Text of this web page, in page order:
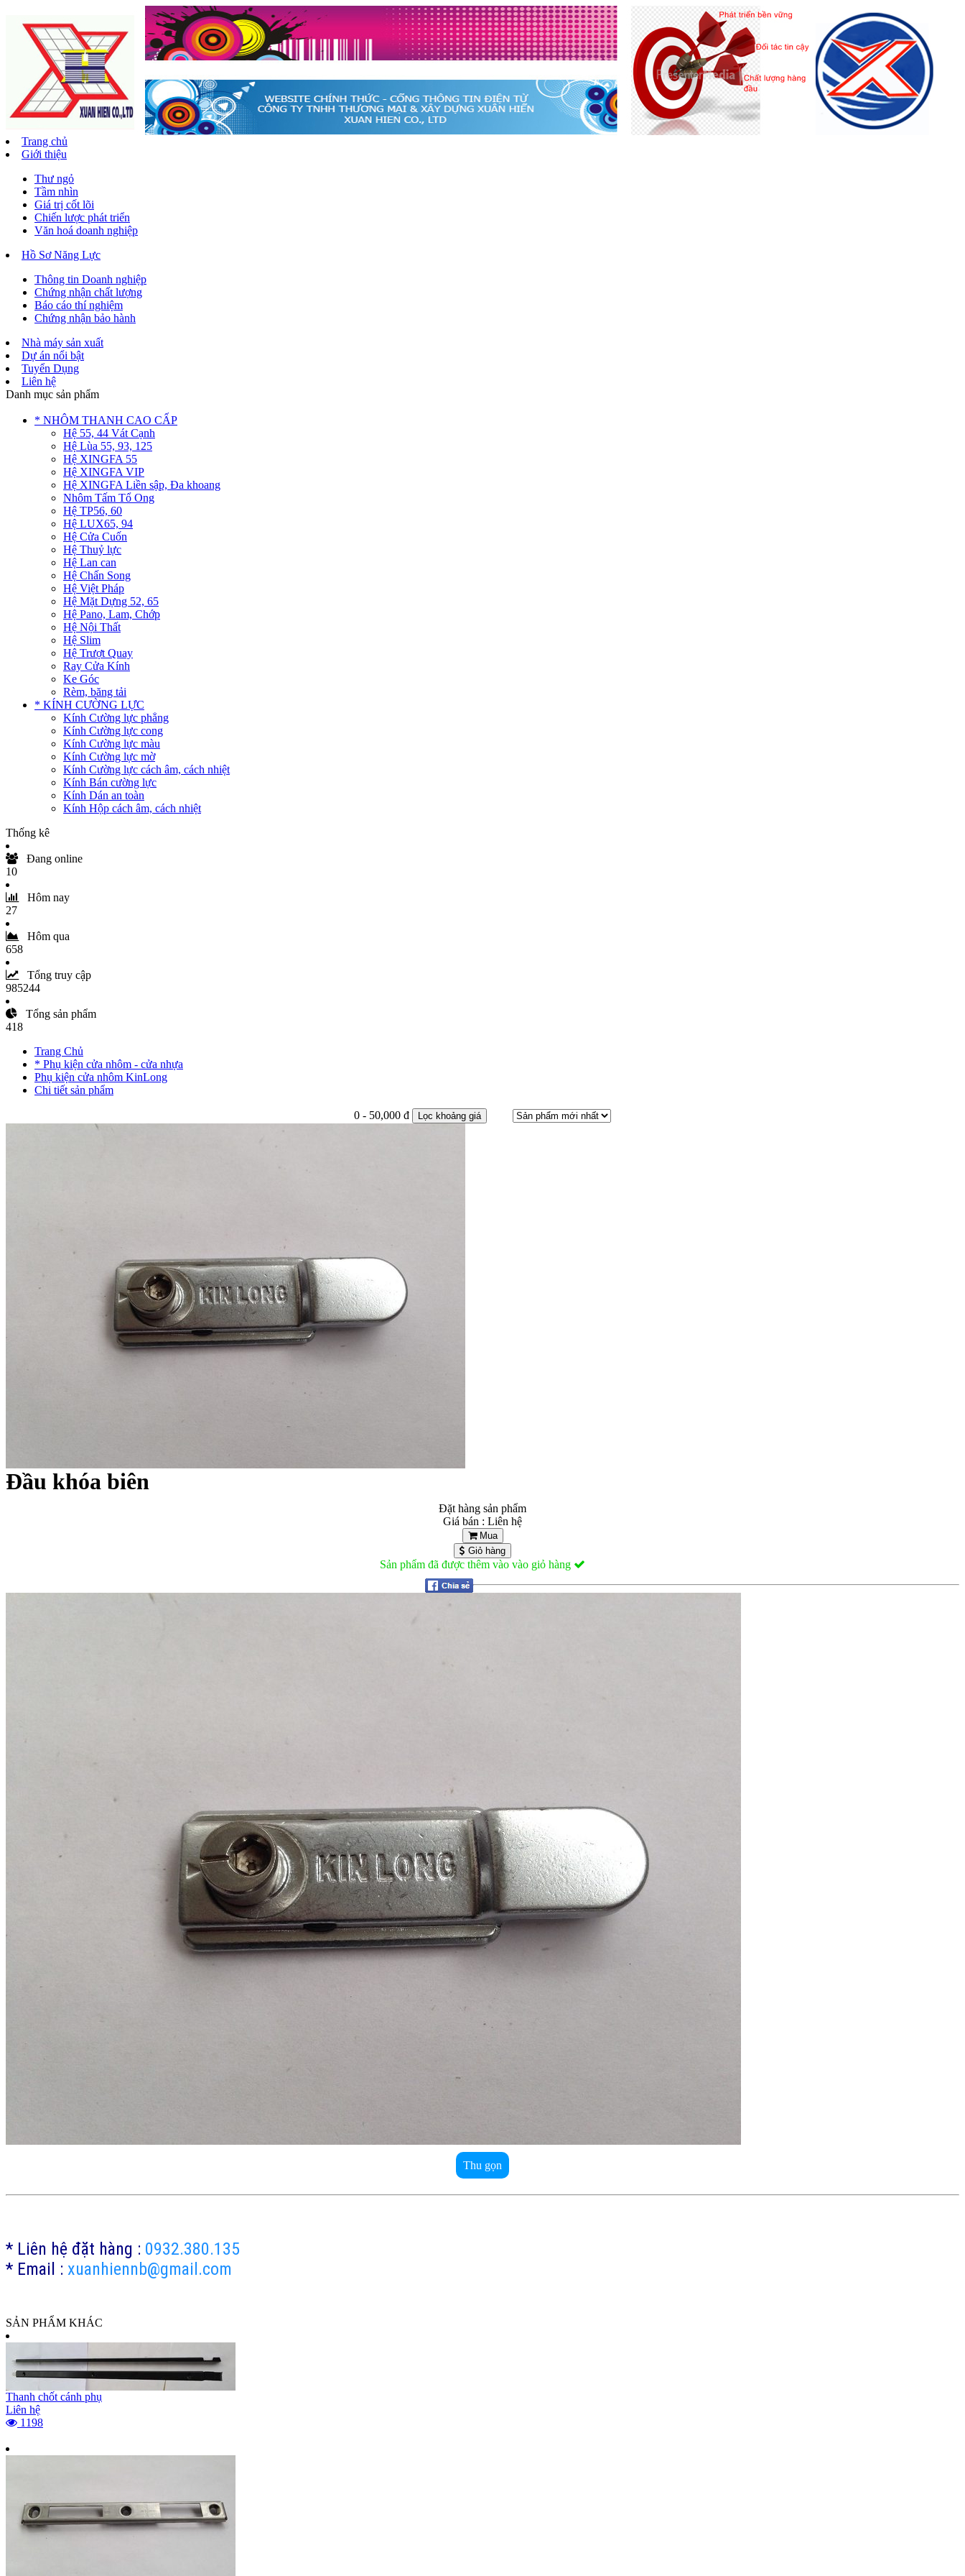
Trang chủ
Giới thiệu
Thư ngỏ
Tầm nhìn
Giá trị cốt lõi
Chiến lược phát triển
Văn hoá doanh nghiệp
Hồ Sơ Năng Lực
Thông tin Doanh nghiệp
Chứng nhận chất lượng
Báo cáo thí nghiệm
Chứng nhận bảo hành
Nhà máy sản xuất
Dự án nổi bật
Tuyển Dụng
Liên hệ
Danh mục sản phẩm
* NHÔM THANH CAO CẤP
Hệ 55, 44 Vát Cạnh
Hệ Lùa 55, 93, 125
Hệ XINGFA 55
Hệ XINGFA VIP
Hệ XINGFA Liền sập, Đa khoang
Nhôm Tấm Tổ Ong
Hệ TP56, 60
Hệ LUX65, 94
Hệ Cửa Cuốn
Hệ Thuỷ lực
Hệ Lan can
Hệ Chấn Song
Hệ Việt Pháp
Hệ Mặt Dựng 52, 65
Hệ Pano, Lam, Chớp
Hệ Nội Thất
Hệ Slim
Hệ Trượt Quay
Ray Cửa Kính
Ke Góc
Rèm, băng tải
* KÍNH CƯỜNG LỰC
Kính Cường lực phẳng
Kính Cường lực cong
Kính Cường lực màu
Kính Cường lực mờ
Kính Cường lực cách âm, cách nhiệt
Kính Bán cường lực
Kính Dán an toàn
Kính Hộp cách âm, cách nhiệt
Thống kê
Đang online
10
Hôm nay
27
Hôm qua
658
Tổng truy cập
985244
Tổng sản phẩm
418
Trang Chủ
* Phụ kiện cửa nhôm - cửa nhựa
Phụ kiện cửa nhôm KinLong
Chi tiết sản phẩm
0 - 50,000 đ Lọc khoảng giá
Đầu khóa biên
Đặt hàng sản phẩm
Giá bán : Liên hệ
Mua
Giỏ hàng
Sản phẩm đã được thêm vào vào giỏ hàng
Thu gọn
* Liên hệ đặt hàng : 0932.380.135
* Email : xuanhiennb@gmail.com
SẢN PHẨM KHÁC
Thanh chốt cánh phụ
Liên hệ
1198